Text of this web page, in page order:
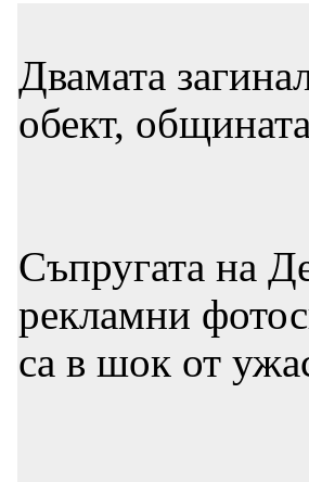
Двамата
обект,
Съпругата на
рекламни
са в шок от